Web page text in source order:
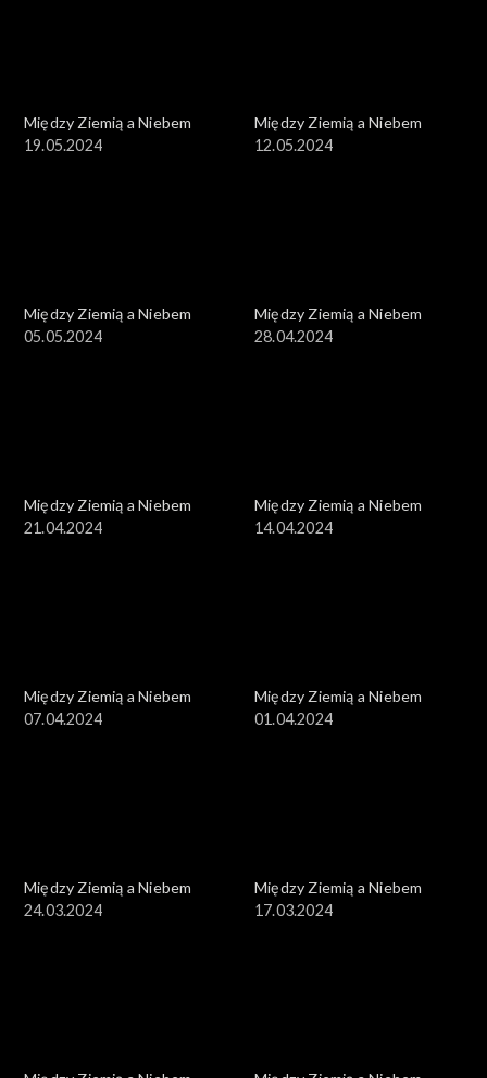
Między Ziemią a Niebem
19.05.2024
Między Ziemią a Niebem
12.05.2024
Między Ziemią a Niebem
05.05.2024
Między Ziemią a Niebem
28.04.2024
Między Ziemią a Niebem
21.04.2024
Między Ziemią a Niebem
14.04.2024
Między Ziemią a Niebem
07.04.2024
Między Ziemią a Niebem
01.04.2024
Między Ziemią a Niebem
24.03.2024
Między Ziemią a Niebem
17.03.2024